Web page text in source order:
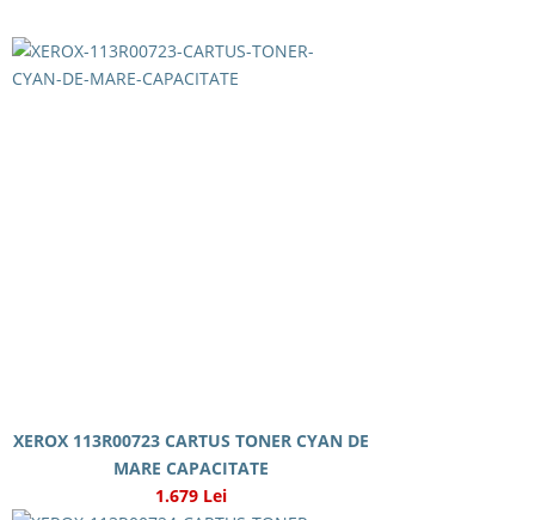
XEROX 113R00723 CARTUS TONER CYAN DE
MARE CAPACITATE
1.679 Lei